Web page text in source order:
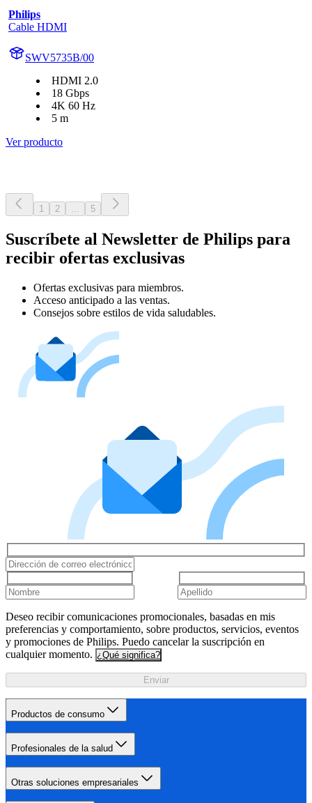
Philips
Cable HDMI
SWV5735B/00
HDMI 2.0
18 Gbps
4K 60 Hz
5 m
Ver producto
1 2 ... 5
Suscríbete al Newsletter de Philips para
recibir ofertas exclusivas
Ofertas exclusivas para miembros.
Acceso anticipado a las ventas.
Consejos sobre estilos de vida saludables.
Deseo recibir comunicaciones promocionales, basadas en mis
preferencias y comportamiento, sobre productos, servicios, eventos
y promociones de Philips. Puedo cancelar la suscripción en
cualquier momento. ¿Qué significa?
Enviar
Productos de consumo
Profesionales de la salud
Otras soluciones empresariales